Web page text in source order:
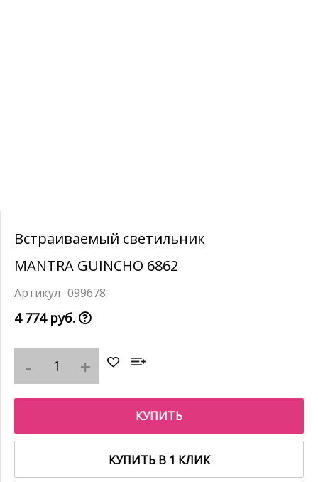
Встраиваемый светильник
MANTRA GUINCHO 6862
099678
4 774 руб.
КУПИТЬ
КУПИТЬ В 1 КЛИК